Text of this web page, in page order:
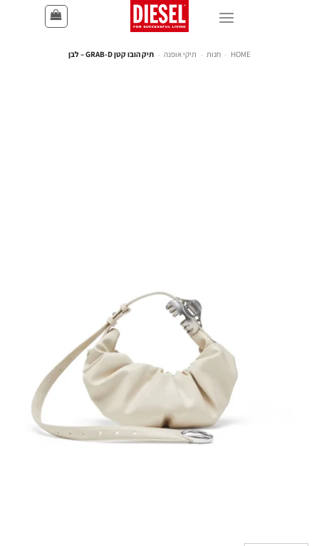
HOME
- חנות - תיקי אופנה - תיק הובו קטן GRAB-D – לבן